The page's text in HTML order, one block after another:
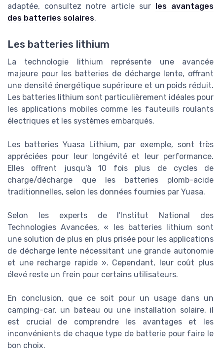
adaptée, consultez notre article sur les avantages
des batteries solaires.
Les batteries lithium
La technologie lithium représente une avancée
majeure pour les batteries de décharge lente, offrant
une densité énergétique supérieure et un poids réduit.
Les batteries lithium sont particulièrement idéales pour
les applications mobiles comme les fauteuils roulants
électriques et les systèmes embarqués.
Les batteries Yuasa Lithium, par exemple, sont très
appréciées pour leur longévité et leur performance.
Elles offrent jusqu'à 10 fois plus de cycles de
charge/décharge que les batteries plomb-acide
traditionnelles, selon les données fournies par Yuasa.
Selon les experts de l'Institut National des
Technologies Avancées, « les batteries lithium sont
une solution de plus en plus prisée pour les applications
de décharge lente nécessitant une grande autonomie
et une recharge rapide ». Cependant, leur coût plus
élevé reste un frein pour certains utilisateurs.
En conclusion, que ce soit pour un usage dans un
camping-car, un bateau ou une installation solaire, il
est crucial de comprendre les avantages et les
inconvénients de chaque type de batterie pour faire le
bon choix.